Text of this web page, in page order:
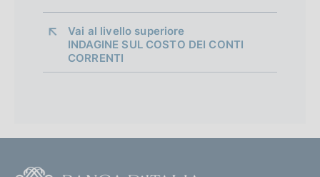
Vai al livello superiore
INDAGINE SUL COSTO DEI CONTI
CORRENTI